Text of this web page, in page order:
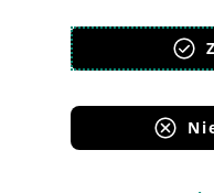
Korzystanie z serwisu